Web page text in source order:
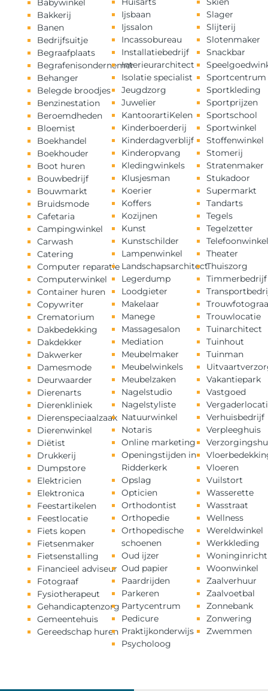
Babywinkel
Bakkerij
Banen
Bedrijfsuitje
Begraafplaats
Begrafenisondernemer
Behanger
Belegde broodjes
Benzinestation
Beroemdheden
Bloemist
Boekhandel
Boekhouder
Boot huren
Bouwbedrijf
Bouwmarkt
Bruidsmode
Cafetaria
Campingwinkel
Carwash
Catering
Computer reparatie
Computerwinkel
Container huren
Copywriter
Crematorium
Dakbedekking
Dakdekker
Dakwerker
Damesmode
Deurwaarder
Dierenarts
Dierenkliniek
Dierenspeciaalzaak
Dierenwinkel
Diëtist
Drukkerij
Dumpstore
Elektricien
Elektronica
Feestartikelen
Feestlocatie
Fiets kopen
Fietsenmaker
Fietsenstalling
Financieel adviseur
Fotograaf
Fysiotherapeut
Gehandicaptenzorg
Gemeentehuis
Gereedschap huren
Ijsbaan
Ijssalon
Incassobureau
Installatiebedrijf
Interieurarchitect
Isolatie specialist
Jeugdzorg
Juwelier
KantoorartiKelen
Kinderboerderij
Kinderdagverblijf
Kinderopvang
Kledingwinkels
Klusjesman
Koerier
Koffers
Kozijnen
Kunst
Kunstschilder
Lampenwinkel
Landschapsarchitect
Legerdump
Loodgieter
Makelaar
Manege
Massagesalon
Mediation
Meubelmaker
Meubelwinkels
Meubelzaken
Nagelstudio
Nagelstyliste
Natuurwinkel
Notaris
Online marketing
Openingstijden in
Ridderkerk
Opslag
Opticien
Orthodontist
Orthopedie
Orthopedische
schoenen
Oud ijzer
Oud papier
Paardrijden
Parkeren
Partycentrum
Pedicure
Praktijkonderwijs
Psycholoog
Slager
Slijterij
Slotenmaker
Snackbar
Sportcentrum
Sportkleding
Sportprijzen
Sportschool
Sportwinkel
Stoffenwinkel
Stomerij
Stratenmaker
Stukadoor
Supermarkt
Tandarts
Tegels
Tegelzetter
Telefoonwinkel
Theater
Thuiszorg
Timmerbedrijf
Trouwlocatie
Tuinarchitect
Tuinhout
Tuinman
Vakantiepark
Vastgoed
Verhuisbedrijf
Verpleeghuis
Vloeren
Vuilstort
Wasserette
Wasstraat
Wellness
Wereldwinkel
Werkkleding
Woonwinkel
Zaalverhuur
Zaalvoetbal
Zonnebank
Zonwering
Zwemmen